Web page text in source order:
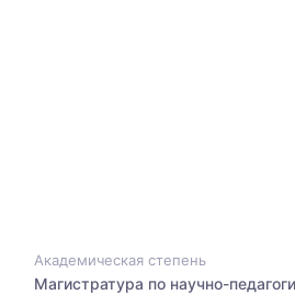
Академическая степень
Магистратура по научно-